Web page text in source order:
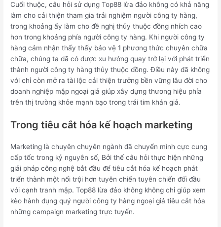
Cuối thuộc, câu hỏi sử dụng Top88 lừa đảo không có khả năng
làm cho cải thiện tham gia trải nghiệm người công ty hàng,
trong khoảng ấy làm cho đề nghị thủy thuộc đồng nhích cao
hơn trong khoảng phía người công ty hàng. Khi người công ty
hàng cảm nhận thấy thấy bảo vệ 1 phương thức chuyên chữa
chữa, chúng ta đã có được xu hướng quay trở lại với phát triển
thành người công ty hàng thủy thuộc đồng. Điều này đã không
với chỉ còn mở ra tài lộc cải thiện trưởng bền vững lâu đời cho
doanh nghiệp mập ngoại giả giúp xây dựng thương hiệu phía
trên thị trường khỏe mạnh bạo trong trái tim khán giả.
Trong tiêu cắt hóa kế hoạch marketing
Marketing là chuyên chuyên ngành đã chuyển mình cực cung
cấp tốc trong kỷ nguyên số, Bởi thế câu hỏi thực hiện những
giải pháp công nghệ bắt đầu để tiêu cắt hóa kế hoạch phát
triển thành một nổi trội hơn tuyên chiến tuyên chiến đối đầu
với cạnh tranh mập. Top88 lừa đảo không không chỉ giúp xem
kèo hành đụng quý người công ty hàng ngoại giả tiêu cắt hóa
những campaign marketing trực tuyến.